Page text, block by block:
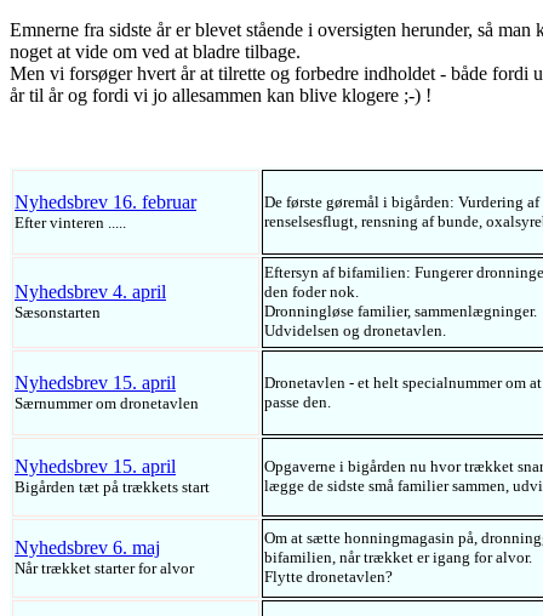
Emnerne fra sidste år er blevet stående i oversigten herunder, så man
noget at vide om ved at bladre tilbage.
Men vi forsøger hvert år at tilrette og forbedre indholdet - både fordi
år til år og fordi vi jo allesammen kan blive klogere ;-) !
Nyhedsbrev 16. februar
Efter vinteren .....
De første gøremål i bigården: Vurdering
renselsesflugt, rensning af bunde,
Nyhedsbrev 4. april
Sæsonstarten
Eftersyn af bifamilien: Fungerer
den foder nok.
Dronningløse familier, sammenlægninger.
Udvidelsen og dronetavlen.
Nyhedsbrev 15. april
Særnummer om dronetavlen
Dronetavlen - et helt specialnummer om
passe den.
Nyhedsbrev 15. april
Bigården tæt på trækkets start
Opgaverne i bigården nu hvor trækket
lægge de sidste små familier sammen,
Nyhedsbrev 6. maj
Når trækket starter for alvor
Om at sætte honningmagasin på,
bifamilien, når trækket er igang for alvor.
Flytte dronetavlen?